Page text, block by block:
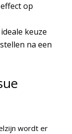
op
keuze
na een
wordt er